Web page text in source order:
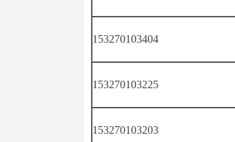
153270103404
153270103225
153270103203